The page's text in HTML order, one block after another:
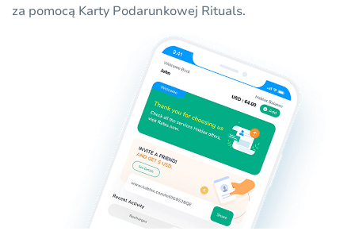
za pomocą Karty Podarunkowej Rituals.